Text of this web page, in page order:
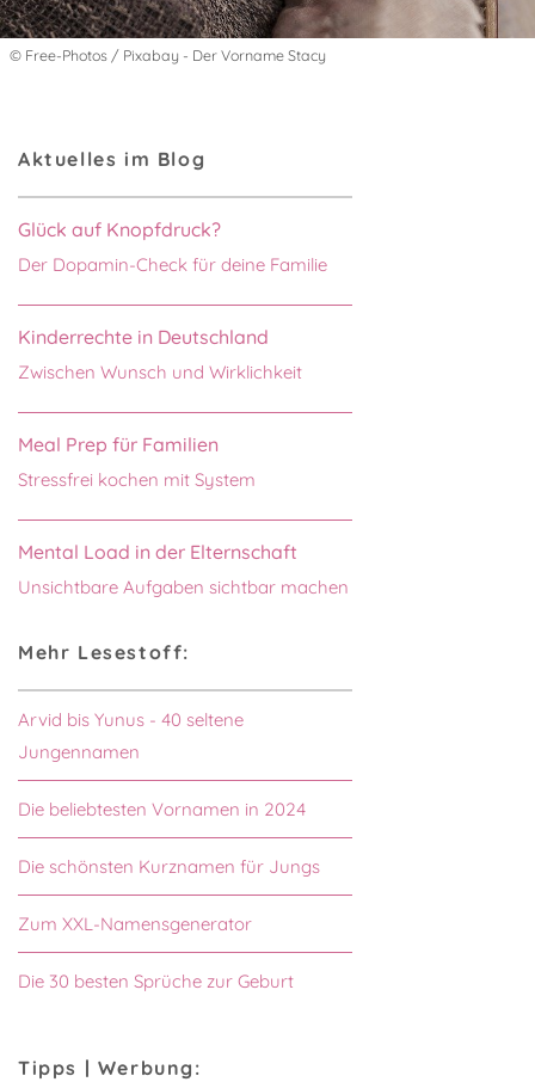
© Free-Photos / Pixabay - Der Vorname Stacy
Aktuelles im Blog
Glück auf Knopfdruck?
Der Dopamin-Check für deine Familie
Kinderrechte in Deutschland
Zwischen Wunsch und Wirklichkeit
Meal Prep für Familien
Stressfrei kochen mit System
Mental Load in der Elternschaft
Unsichtbare Aufgaben sichtbar machen
Mehr Lesestoff:
Arvid bis Yunus - 40 seltene
Jungennamen
Die beliebtesten Vornamen in 2024
Die schönsten Kurznamen für Jungs
Zum XXL-Namensgenerator
Die 30 besten Sprüche zur Geburt
Tipps | Werbung: